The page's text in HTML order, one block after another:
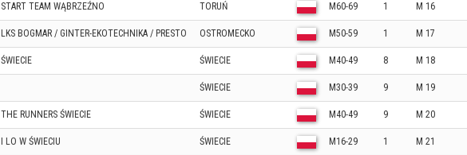
START TEAM WĄBRZEŹNO TORUŃ M60-69 1 M 16
LKS BOGMAR / GINTER-EKOTECHNIKA / PRESTO OSTROMECKO M50-59 1 M 17
ŚWIECIE ŚWIECIE M40-49 8 M 18
ŚWIECIE M30-39 9 M 19
THE RUNNERS ŚWIECIE ŚWIECIE M40-49 9 M 20
I LO W ŚWIECIU ŚWIECIE M16-29 1 M 21